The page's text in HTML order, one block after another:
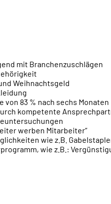
mit Branchenzuschlägen
Weihnachtsgeld
83 % nach sechs Monaten
kompetente
werben Mitarbeiter”
wie z.B.
wie z.B.: